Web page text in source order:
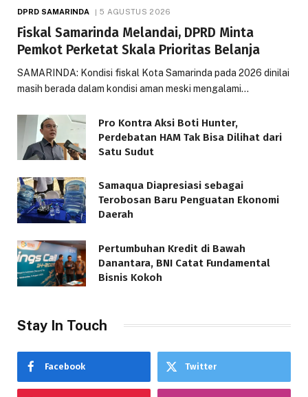
DPRD SAMARINDA 5 AGUSTUS 2026
Fiskal Samarinda Melandai, DPRD Minta
Pemkot Perketat Skala Prioritas Belanja
SAMARINDA: Kondisi fiskal Kota Samarinda pada 2026 dinilai
masih berada dalam kondisi aman meski mengalami…
Pro Kontra Aksi Boti Hunter,
Perdebatan HAM Tak Bisa Dilihat dari
Satu Sudut
Samaqua Diapresiasi sebagai
Terobosan Baru Penguatan Ekonomi
Daerah
Pertumbuhan Kredit di Bawah
Danantara, BNI Catat Fundamental
Bisnis Kokoh
Stay In Touch
Facebook Twitter